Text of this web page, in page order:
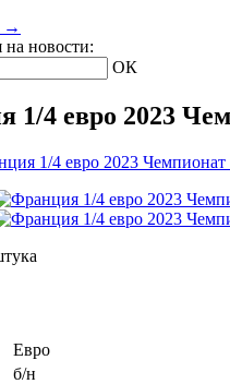
→
на новости:
ОК
1/4 евро 2023
Евро
б/н